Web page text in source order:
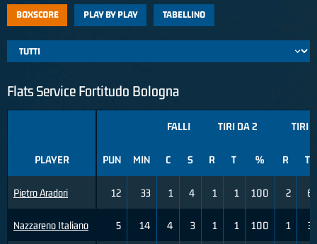
BOXSCORE PLAY BY PLAY TABELLINO
Flats Service Fortitudo Bologna
PLAYER
Pietro Aradori
Nazzareno Italiano
FALLI TIRI DA 2 TIRI
PUN MIN C S R T % R T
12 33 1 4 1 1 100 2 6
5 14 4 3 1 1 100 1 3